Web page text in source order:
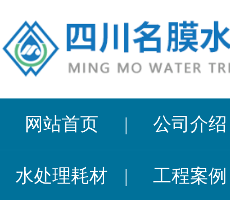
网站首页 | 公司介绍
水处理耗材 | 工程案例